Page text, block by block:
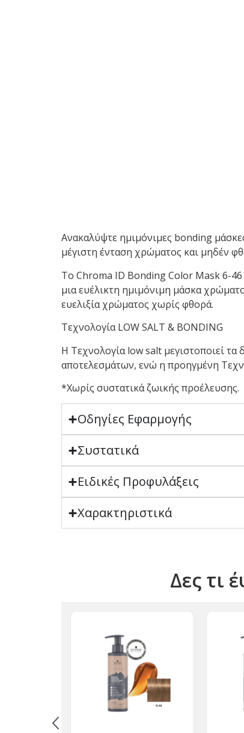
Ανακαλύψτε ημιμόνιμες bonding
μέγιστη ένταση χρώματος και μηδέν
Το Chroma ID Bonding Color Mask 6-46
μια ευέλικτη ημιμόνιμη μάσκα
ευελιξία χρώματος χωρίς φθορά.
Τεχνολογία LOW SALT & BONDING
Η Τεχνολογία low salt μεγιστοποιεί τα
αποτελεσμάτων, ενώ η προηγμένη
*Χωρίς συστατικά ζωικής προέλευσης.
Οδηγίες Εφαρμογής
Συστατικά
Ειδικές Προφυλάξεις
Χαρακτηριστικά
Δες τι